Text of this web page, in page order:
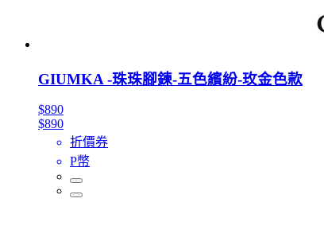
GIUMKA -珠珠腳鍊-五色繽紛-玫金色款
$890
$890
折價券
P幣